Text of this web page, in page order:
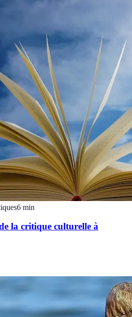
6 min
la critique culturelle à